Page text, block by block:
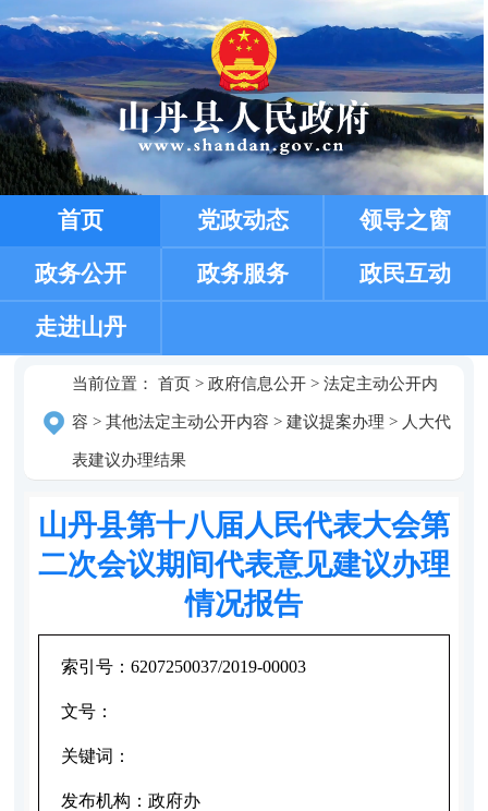
首页 党政动态 领导之窗
政务公开 政务服务 政民互动
走进山丹
当前位置： 首页> 政府信息公开> 法定主动公开内
容 > 其他法定主动公开内容 > 建议提案办理 > 人大代
表建议办理结果
山丹县第十八届人民代表大会第
二次会议期间代表意见建议办理
情况报告
索引号： 6207250037/2019-00003
文号：
关键词：
发布机构： 政府办